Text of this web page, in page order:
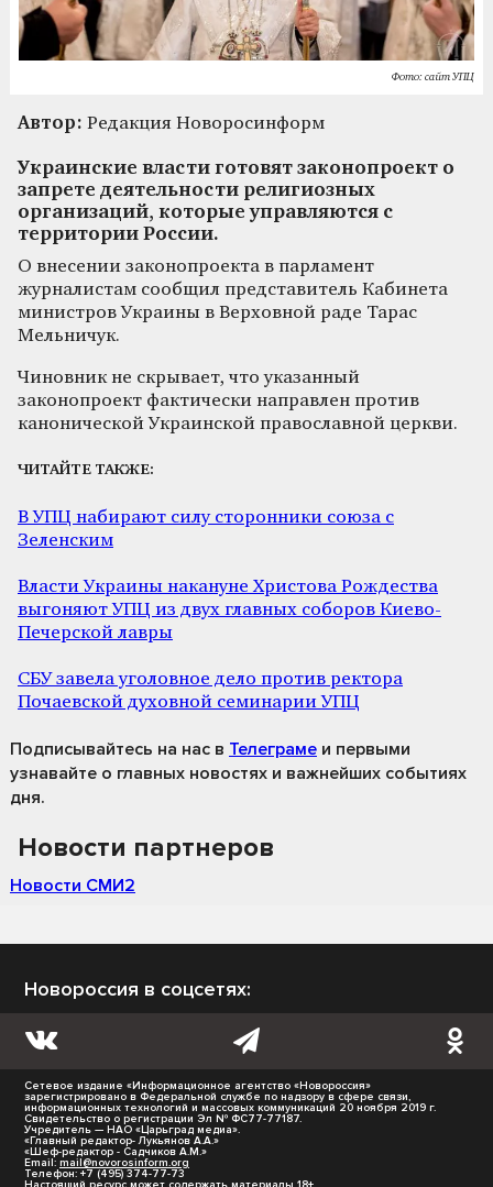
Фото: сайт УПЦ
Автор: Редакция Новоросинформ
Украинские власти готовят законопроект о
запрете деятельности религиозных
организаций, которые управляются с
территории России.
О внесении законопроекта в парламент
журналистам сообщил представитель Кабинета
министров Украины в Верховной раде Тарас
Мельничук.
Чиновник не скрывает, что указанный
законопроект фактически направлен против
канонической Украинской православной церкви.
ЧИТАЙТЕ ТАКЖЕ:
В УПЦ набирают силу сторонники союза с
Зеленским
Власти Украины накануне Христова Рождества
выгоняют УПЦ из двух главных соборов Киево-
Печерской лавры
СБУ завела уголовное дело против ректора
Почаевской духовной семинарии УПЦ
Подписывайтесь на нас в Телеграме и первыми
узнавайте о главных новостях и важнейших событиях
дня.
Новости партнеров
Новости СМИ2
Новороссия в соцсетях:
Сетевое издание «Информационное агентство «Новороссия»
зарегистрировано в Федеральной службе по надзору в сфере связи,
информационных технологий и массовых коммуникаций 20 ноября 2019 г.
Свидетельство о регистрации Эл № ФС77-77187.
Учредитель — НАО «Царьград медиа».
«Главный редактор- Лукьянов А.А.»
«Шеф-редактор - Садчиков А.М.»
Email: mail@novorosinform.org
Телефон: +7 (495) 374-77-73